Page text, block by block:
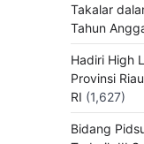
Takalar
Tahun
Hadiri High
Provinsi
RI (1,627)
Bidang